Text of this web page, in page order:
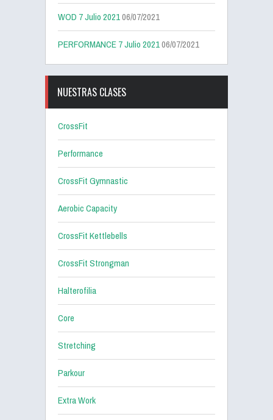
WOD 7 Julio 202106/07/2021
PERFORMANCE 7 Julio 202106/07/2021
NUESTRAS CLASES
CrossFit
Performance
CrossFit Gymnastic
Aerobic Capacity
CrossFit Kettlebells
CrossFit Strongman
Halterofilia
Core
Stretching
Parkour
Extra Work